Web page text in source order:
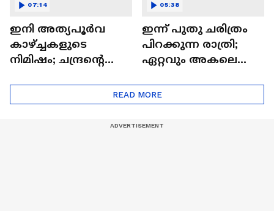
ഇനി അത്യപൂര്‍വ
കാഴ്ച്ചകളുടെ
നിമിഷം; ചന്ദ്രന്റെ
ഒറിയോണിന്റെ യാത്ര
ആരംഭിച്ചു
07:14
ഇന്ന് പുതു ചരിത്രം
പിറക്കുന്ന രാത്രി;
ഏറ്റവും അകലെ
05:38
READ MORE